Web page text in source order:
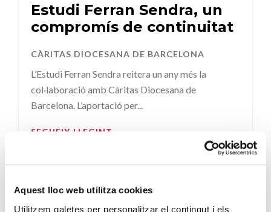
Aquest lloc web utilitza cookies
Utilitzem galetes per personalitzar el contingut i els
Estudi Ferran Sendra, un
compromís de continuitat
CÀRITAS DIOCESANA DE BARCELONA
L’Estudi Ferran Sendra reitera un any més la
col·laboració amb Càritas Diocesana de
Barcelona. L’aportació per...
SEGUEIX LLEGINT